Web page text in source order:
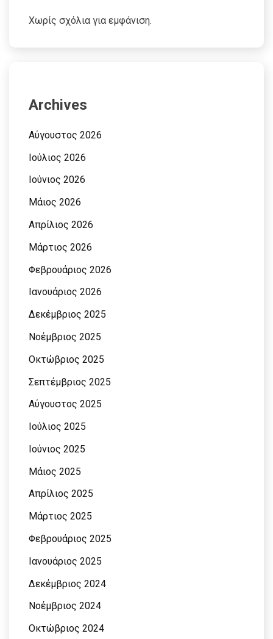
Χωρίς σχόλια για εμφάνιση.
Archives
Αύγουστος 2026
Ιούλιος 2026
Ιούνιος 2026
Μάιος 2026
Απρίλιος 2026
Μάρτιος 2026
Φεβρουάριος 2026
Ιανουάριος 2026
Δεκέμβριος 2025
Νοέμβριος 2025
Οκτώβριος 2025
Σεπτέμβριος 2025
Αύγουστος 2025
Ιούλιος 2025
Ιούνιος 2025
Μάιος 2025
Απρίλιος 2025
Μάρτιος 2025
Φεβρουάριος 2025
Ιανουάριος 2025
Δεκέμβριος 2024
Νοέμβριος 2024
Οκτώβριος 2024